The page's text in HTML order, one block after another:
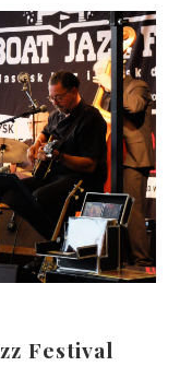
Festival